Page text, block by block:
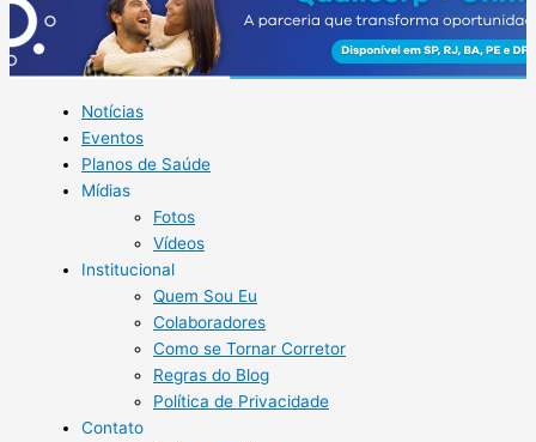
Notícias
Eventos
Planos de Saúde
Mídias
Fotos
Vídeos
Institucional
Quem Sou Eu
Colaboradores
Como se Tornar Corretor
Regras do Blog
Política de Privacidade
Contato